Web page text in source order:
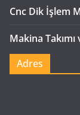
Cnc Dik İşlem
Makina
Adres